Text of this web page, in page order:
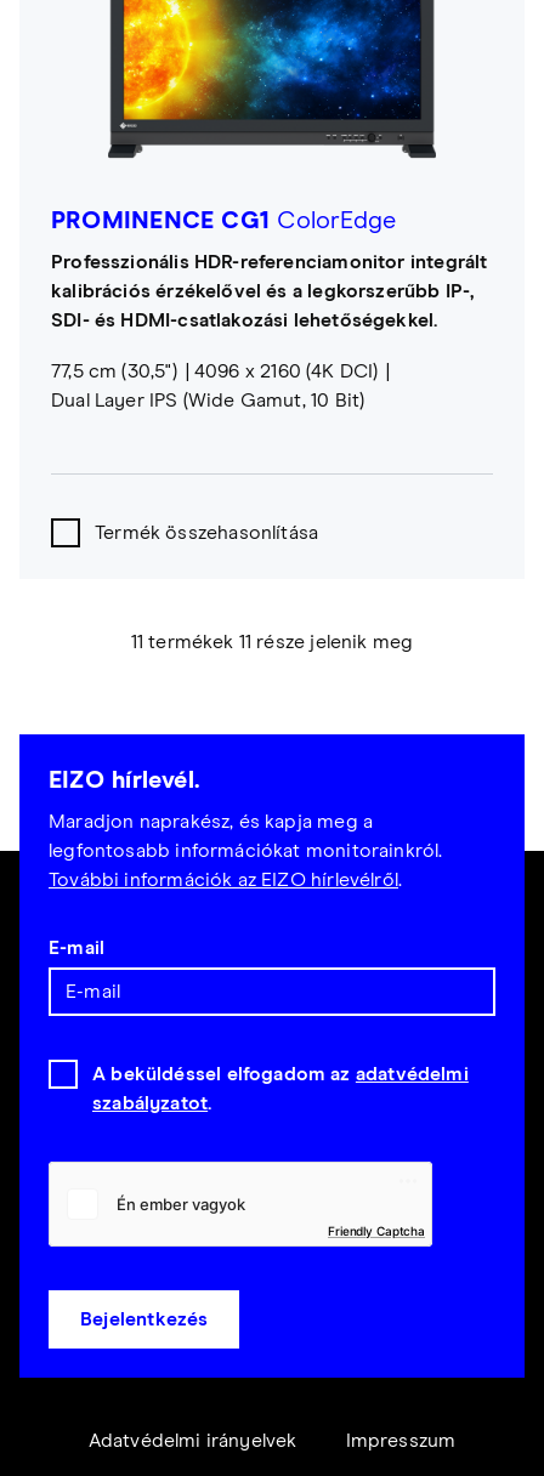
PROMINENCE CG1 ColorEdge
Professzionális HDR-referenciamonitor integrált
kalibrációs érzékelővel és a legkorszerűbb IP-,
SDI- és HDMI-csatlakozási lehetőségekkel.
77,5 cm (30,5")
4096 x 2160 (4K DCI)
Dual Layer IPS (Wide Gamut, 10 Bit)
Termék összehasonlítása
11 termékek 11 része jelenik meg
EIZO hírlevél.
Maradjon naprakész, és kapja meg a
legfontosabb információkat monitorainkról.
További információk az EIZO hírlevélről.
E-mail
A beküldéssel elfogadom az adatvédelmi
szabályzatot.
Friendly Captcha
Bejelentkezés
Adatvédelmi irányelvek Impresszum